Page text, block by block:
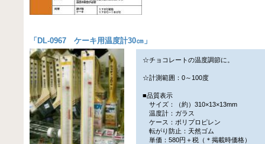
「 DL-0967 ケーキ用温度計30㎝ 」
☆チョコレートの温度調節に。
☆計測範囲：0～100度
■品質表示
サイズ：（約）310×13×13mm
温度計：ガラス
ケース：ポリプロピレン
転がり防止：天然ゴム
単価：580円＋税（＊掲載時価格）